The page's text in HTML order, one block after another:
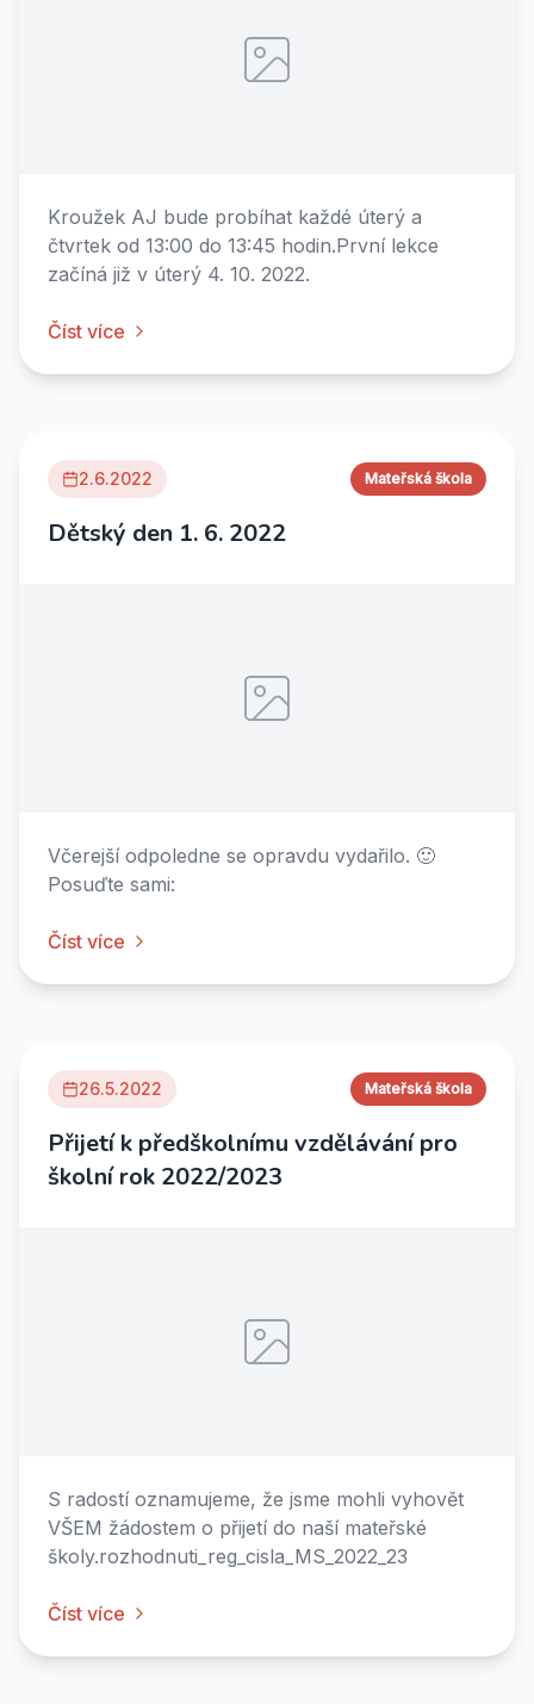
Kroužek AJ bude probíhat každé úterý a
čtvrtek od 13:00 do 13:45 hodin.První lekce
začíná již v úterý 4. 10. 2022.
Číst více
2.6.2022 Mateřská škola
Dětský den 1. 6. 2022
Včerejší odpoledne se opravdu vydařilo. 🙂
Posuďte sami:
Číst více
26.5.2022 Mateřská škola
Přijetí k předškolnímu vzdělávání pro
školní rok 2022/2023
S radostí oznamujeme, že jsme mohli vyhovět
VŠEM žádostem o přijetí do naší mateřské
školy.rozhodnuti_reg_cisla_MS_2022_23
Číst více